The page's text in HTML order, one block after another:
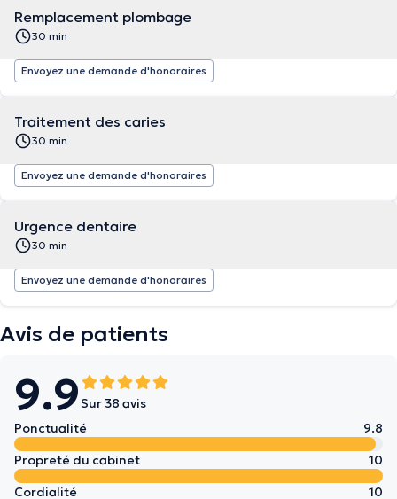
Remplacement plombage
30 min
Envoyez une demande d'honoraires
Traitement des caries
30 min
Envoyez une demande d'honoraires
Urgence dentaire
30 min
Envoyez une demande d'honoraires
Avis de patients
9.9 Sur 38 avis
Ponctualité
9.8
Propreté du cabinet
10
Cordialité
10